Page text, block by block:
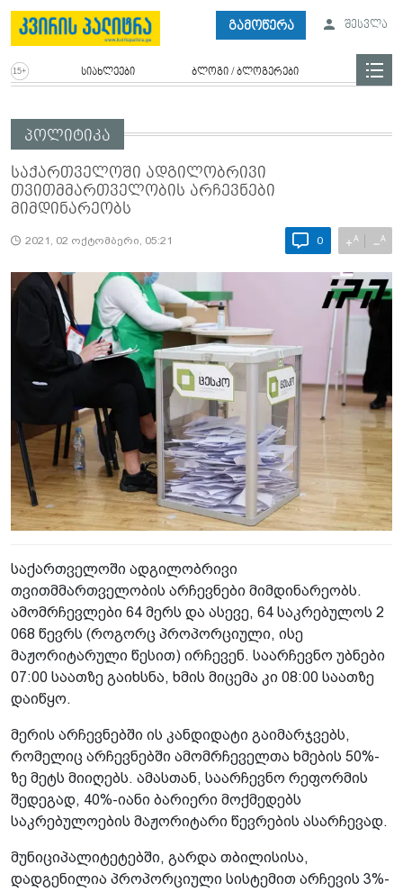
გამოწერა შესვლა
სიახლეები ბლოგი / ბლოგერები
პოლიტიკა
საქართველოში ადგილობრივი
თვითმმართველობის არჩევნები
მიმდინარეობს
2021, 02 ოქტომბერი, 05:21 0 +A −A
საქართველოში ადგილობრივი
თვითმმართველობის არჩევნები მიმდინარეობს.
ამომრჩევლები 64 მერს და ასევე, 64 საკრებულოს 2
068 წევრს (როგორც პროპორციული, ისე
მაჟორიტარული წესით) ირჩევენ. საარჩევნო უბნები
07:00 საათზე გაიხსნა, ხმის მიცემა კი 08:00 საათზე
დაიწყო.
მერის არჩევნებში ის კანდიდატი გაიმარჯვებს,
რომელიც არჩევნებში ამომრჩეველთა ხმების 50%-
ზე მეტს მიიღებს. ამასთან, საარჩევნო რეფორმის
შედეგად, 40%-იანი ბარიერი მოქმედებს
საკრებულოების მაჟორიტარი წევრების ასარჩევად.
მუნიციპალიტეტებში, გარდა თბილისისა,
დადგენილია პროპორციული სისტემით არჩევის 3%-